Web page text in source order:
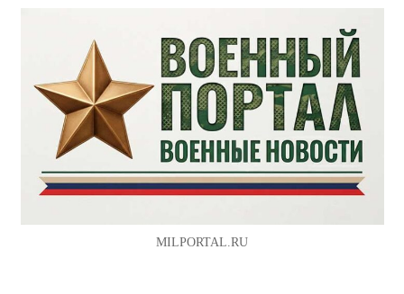
MILPORTAL.RU